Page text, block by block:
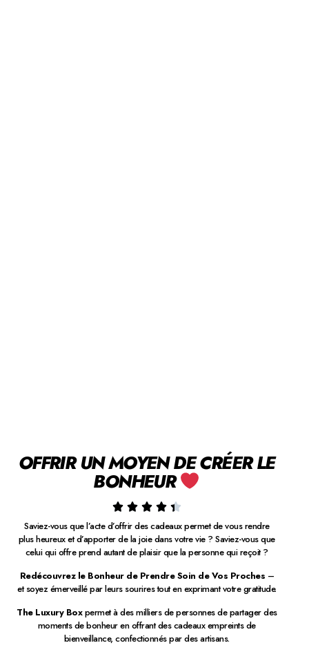
OFFRIR UN MOYEN DE CRÉER LE
BONHEUR
    
Saviez-vous que l’acte d’offrir des cadeaux permet de vous rendre
plus heureux et d’apporter de la joie dans votre vie ? Saviez-vous que
celui qui offre prend autant de plaisir que la personne qui reçoit ?
Redécouvrez le Bonheur de Prendre Soin de Vos Proches –
et soyez émerveillé par leurs sourires tout en exprimant votre gratitude.
The Luxury Boxpermet à des milliers de personnes de partager des
moments de bonheur en offrant des cadeaux empreints de
bienveillance, confectionnés par des artisans.